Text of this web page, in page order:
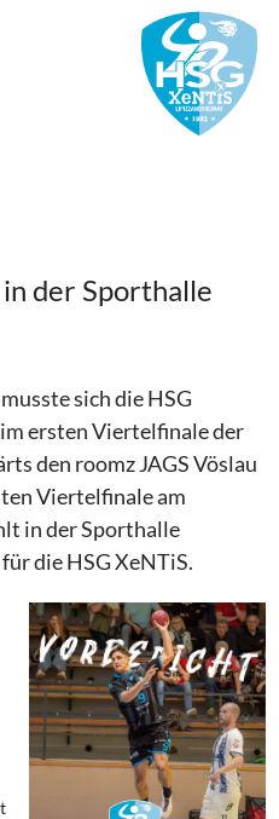
der Sporthalle
sich die HSG
ersten Viertelfinale der
den roomz JAGS Vöslau
Viertelfinale am
in der Sporthalle
die HSG XeNTiS.